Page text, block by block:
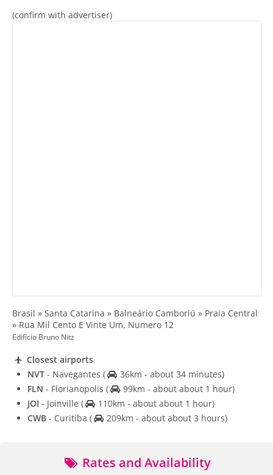
(confirm with advertiser)
Brasil » Santa Catarina » Balneário Camboriú » Praia Central
» Rua Mil Cento E Vinte Um, Numero 12
Edifício Bruno Nitz
Closest airports
NVT - Navegantes (
36km - about 34 minutes)
FLN - Florianopolis (
99km - about about 1 hour)
JOI - Joinville (
110km - about about 1 hour)
CWB - Curitiba ( 209km - about about 3 hours)
Rates and Availability